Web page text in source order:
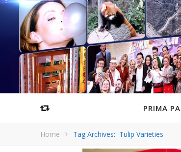
PRIMA
Home Tag Archives: Tulip Varieties